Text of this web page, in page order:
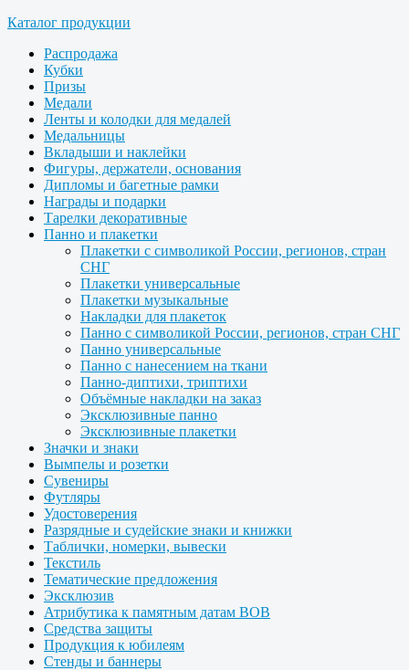
Каталог продукции
Распродажа
Кубки
Призы
Медали
Ленты и колодки для медалей
Медальницы
Вкладыши и наклейки
Фигуры, держатели, основания
Дипломы и багетные рамки
Награды и подарки
Тарелки декоративные
Панно и плакетки
Плакетки с символикой России, регионов, стран
СНГ
Плакетки универсальные
Плакетки музыкальные
Накладки для плакеток
Панно с символикой России, регионов, стран СНГ
Панно универсальные
Панно с нанесением на ткани
Панно-диптихи, триптихи
Объёмные накладки на заказ
Эксклюзивные панно
Эксклюзивные плакетки
Значки и знаки
Вымпелы и розетки
Сувениры
Футляры
Удостоверения
Разрядные и судейские знаки и книжки
Таблички, номерки, вывески
Текстиль
Тематические предложения
Эксклюзив
Атрибутика к памятным датам ВОВ
Средства защиты
Продукция к юбилеям
Стенды и баннеры